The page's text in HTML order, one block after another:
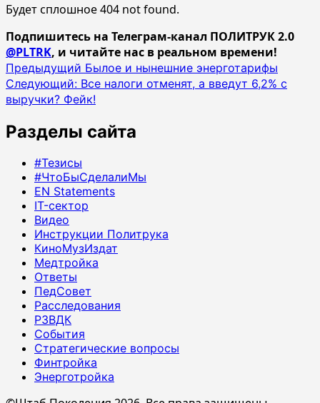
Будет сплошное 404 not found.
Подпишитесь на Телеграм-канал ПОЛИТРУК 2.0
@PLTRK, и читайте нас в реальном времени!
Навигация
записи
Предыдущий Былое и нынешние энерготарифы
Следующий: Все налоги отменят, а введут 6,2% с
выручки? Фейк!
Разделы сайта
#Тезисы
#ЧтоБыСделалиМы
EN Statements
IT-сектор
Видео
Инструкции Политрука
КиноМузИздат
Медтройка
Ответы
ПедСовет
Расследования
РЗВДК
События
Стратегические вопросы
Финтройка
Энерготройка